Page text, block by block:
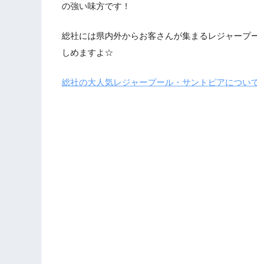
の強い味方です！
総社には県内外からお客さんが集まるレジャープ
しめますよ☆
総社の大人気レジャープール・サントピアについ